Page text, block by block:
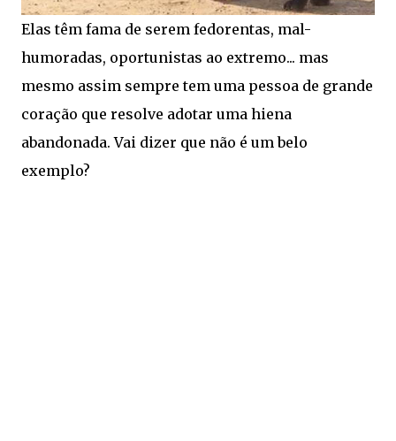
Elas têm fama de serem fedorentas, mal-
humoradas, oportunistas ao extremo... mas
mesmo assim sempre tem uma pessoa de grande
coração que resolve adotar uma hiena
abandonada. Vai dizer que não é um belo
exemplo?